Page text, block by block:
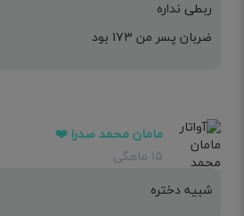
ربطی نداره
ضربان پسر من ۱۷۳ بود
مامان محمد صدرا ❤️
۱۵ ماهگی
شبیه دختره